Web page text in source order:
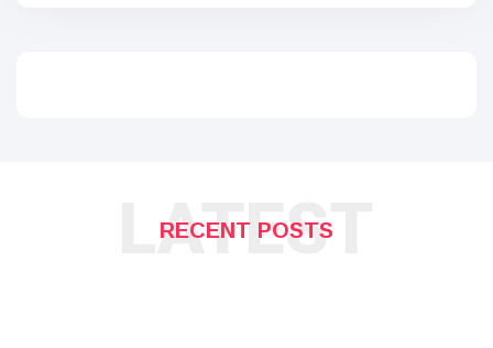
RECENT POSTS
LATEST